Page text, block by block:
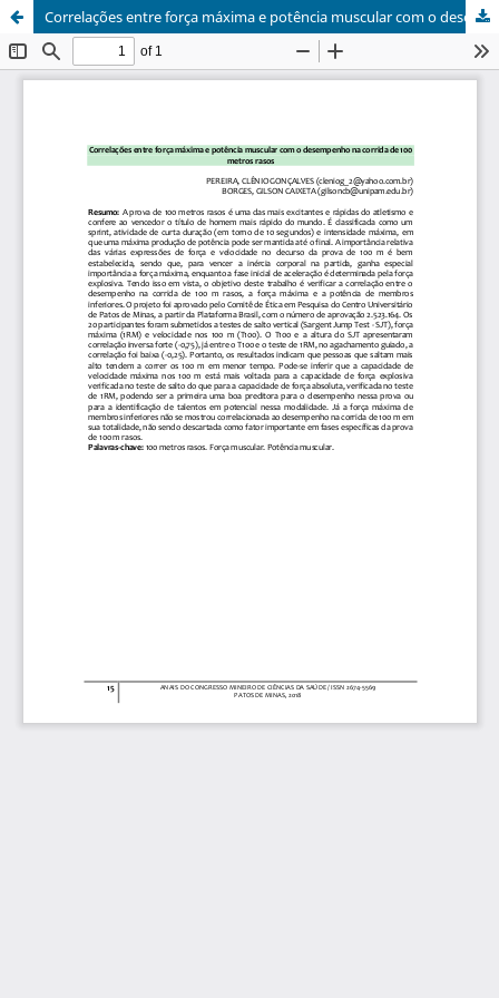
Correlações entre força máxima e potência muscular com o desempenho na corrida de 100 metros rasos